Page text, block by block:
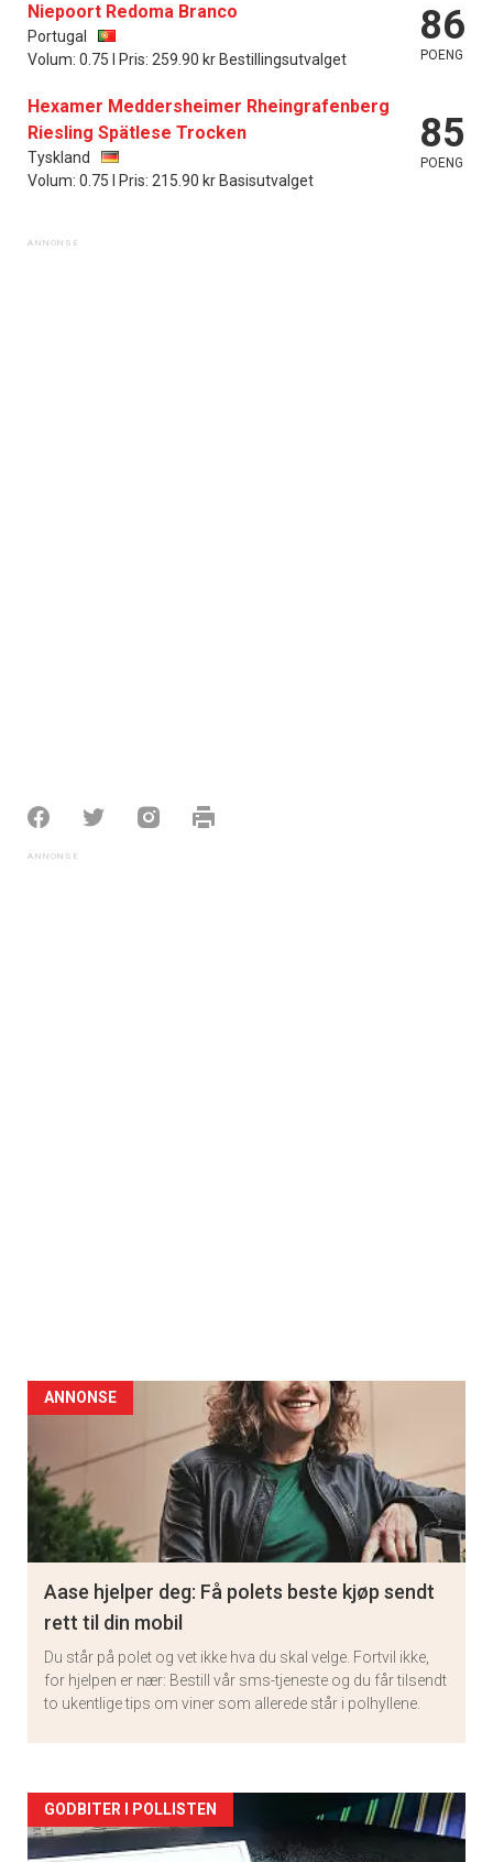
Niepoort Redoma Branco
Portugal
Volum: 0.75 l Pris: 259.90 kr Bestillingsutvalget
86
POENG
Hexamer Meddersheimer Rheingrafenberg
Riesling Spätlese Trocken
Tyskland
Volum: 0.75 l Pris: 215.90 kr Basisutvalget
85
POENG
ANNONSE
Aase hjelper deg: Få polets beste kjøp sendt
rett til din mobil
Du står på polet og vet ikke hva du skal velge. Fortvil ikke,
for hjelpen er nær: Bestill vår sms-tjeneste og du får tilsendt
to ukentlige tips om viner som allerede står i polhyllene.
Artikler
GODBITER I POLLISTEN